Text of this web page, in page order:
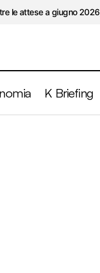
le attese a giugno 2026
K Briefing